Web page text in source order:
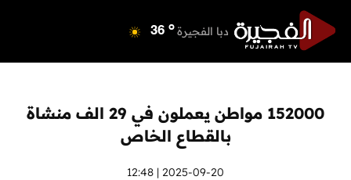
دبا الفجيرة 36 o
أم القيوين 39 o
راس الخيمة o
الفجيرة 35 o
152000 مواطن يعملون في 29 الف منشاة
بالقطاع الخاص
2025-09-20 | 12:48